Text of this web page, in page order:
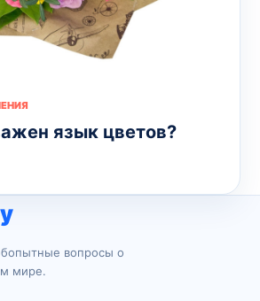
язык цветов?
вопросы о
мире.